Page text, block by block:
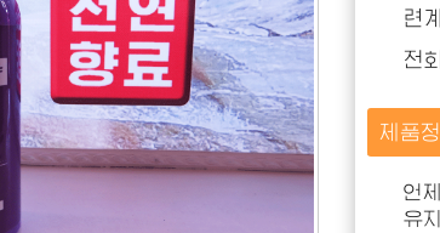
련
전
제품
언
유